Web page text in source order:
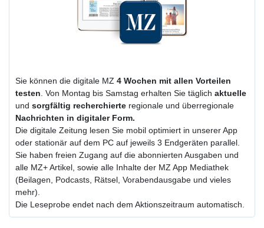
Sie können die digitale MZ 4 Wochen mit allen Vorteilen
testen. Von Montag bis Samstag erhalten Sie täglich aktuelle
und sorgfältig recherchierte regionale und überregionale
Nachrichten in digitaler Form.
Die digitale Zeitung lesen Sie mobil optimiert in unserer App
oder stationär auf dem PC auf jeweils 3 Endgeräten parallel.
Sie haben freien Zugang auf die abonnierten Ausgaben und
alle MZ+ Artikel, sowie alle Inhalte der MZ App Mediathek
(Beilagen, Podcasts, Rätsel, Vorabendausgabe und vieles
mehr).
Die Leseprobe endet nach dem Aktionszeitraum automatisch.